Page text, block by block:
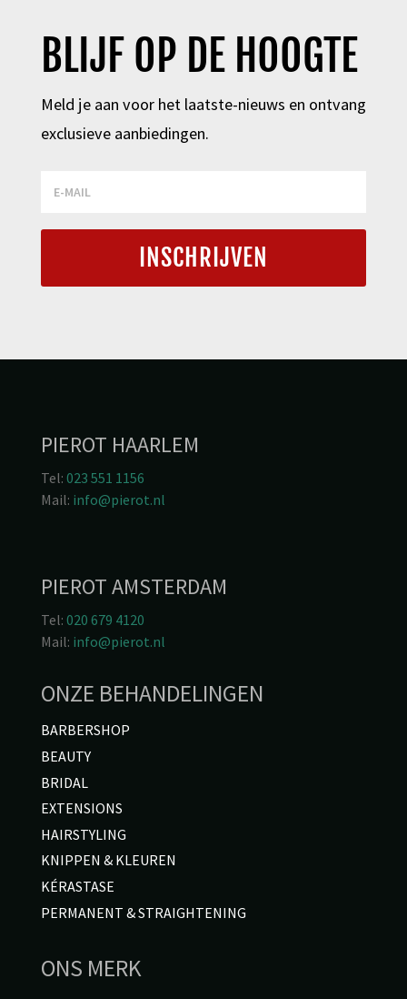
BLIJF OP DE HOOGTE
Meld je aan voor het laatste-nieuws en ontvang
exclusieve aanbiedingen.
INSCHRIJVEN
PIEROT HAARLEM
Tel: 023 551 1156
Mail: info@pierot.nl
PIEROT AMSTERDAM
Tel: 020 679 4120
Mail: info@pierot.nl
ONZE BEHANDELINGEN
BARBERSHOP
BEAUTY
BRIDAL
EXTENSIONS
HAIRSTYLING
KNIPPEN & KLEUREN
KÉRASTASE
PERMANENT & STRAIGHTENING
ONS MERK